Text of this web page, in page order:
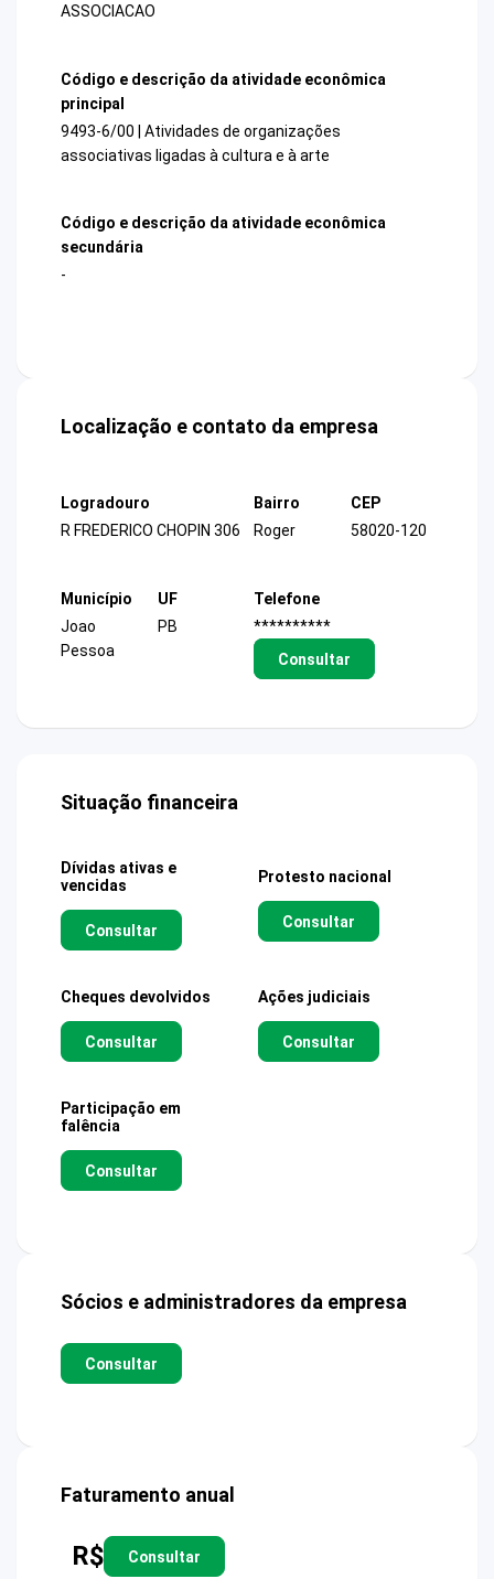
ASSOCIACAO
Código e descrição da atividade econômica
principal
9493-6/00 | Atividades de organizações
associativas ligadas à cultura e à arte
Código e descrição da atividade econômica
secundária
-
Localização e contato da empresa
Logradouro
R FREDERICO CHOPIN 306
Bairro
Roger
CEP
58020-120
Município
Joao
Pessoa
UF
PB
Telefone
**********
Consultar
Situação financeira
Dívidas ativas e
vencidas
Consultar
Protesto nacional
Consultar
Cheques devolvidos
Consultar
Ações judiciais
Consultar
Participação em
falência
Consultar
Sócios e administradores da empresa
Consultar
Faturamento anual
R$ Consultar